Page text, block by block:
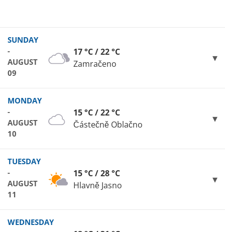
SUNDAY
-
AUGUST
09
17 °C / 22 °C
Zamračeno
MONDAY
-
AUGUST
10
15 °C / 22 °C
Částečně Oblačno
TUESDAY
-
AUGUST
11
15 °C / 28 °C
Hlavně Jasno
WEDNESDAY